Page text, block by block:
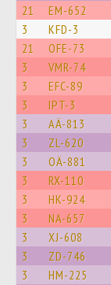
21 EM-652
3 KFD-3
21 OFE-73
3 VMR-74
3 EFC-89
3 IPT-3
3 AÄ-813
3 ZL-620
3 OÄ-881
3 RX-110
3 HK-924
3 NA-657
3 XJ-608
3 ZD-746
3 HM-225